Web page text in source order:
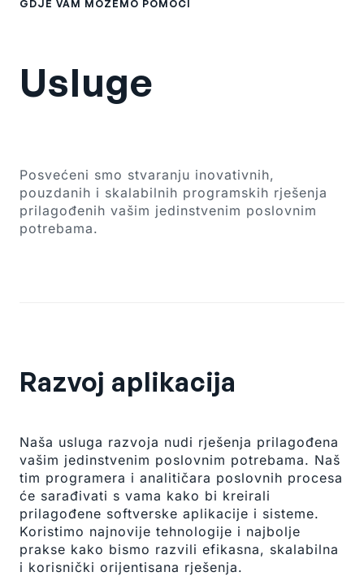
GDJE VAM MOŽEMO POMOĆI
Usluge
Posvećeni smo stvaranju inovativnih,
pouzdanih i skalabilnih programskih rješenja
prilagođenih vašim jedinstvenim poslovnim
potrebama.
Razvoj aplikacija
Naša usluga razvoja nudi rješenja prilagođena
vašim jedinstvenim poslovnim potrebama. Naš
tim programera i analitičara poslovnih procesa
će sarađivati s vama kako bi kreirali
prilagođene softverske aplikacije i sisteme.
Koristimo najnovije tehnologije i najbolje
prakse kako bismo razvili efikasna, skalabilna
i korisnički orijentisana rješenja.